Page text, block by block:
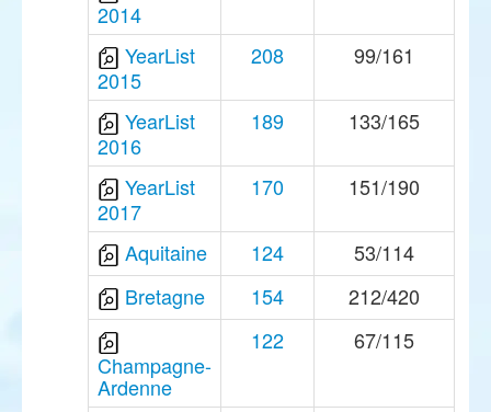
2014
YearList
2015
208 99/161
YearList
2016
189 133/165
YearList
2017
170 151/190
Aquitaine 124
53/114
Bretagne
154 212/420
Champagne-
Ardenne
122 67/115